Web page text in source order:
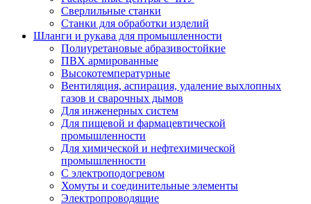
Сверлильные станки
Станки для обработки изделий
Шланги и рукава для промышленности
Полиуретановые абразивостойкие
ПВХ армированные
Высокотемпературные
Вентиляция, аспирация, удаление выхлопных
газов и сварочных дымов
Для инженерных систем
Для пищевой и фармацевтической
промышленности
Для химической и нефтехимической
промышленности
С электроподогревом
Хомуты и соединительные элементы
Электропроводящие